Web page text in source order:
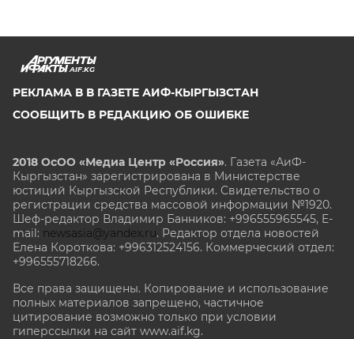
AIF.KG
РЕКЛАМА В В ГАЗЕТЕ АИФ-КЫРГЫЗСТАН
СООБЩИТЬ В РЕДАКЦИЮ ОБ ОШИБКЕ
2018 ОсОО «Медиа Центр «Россия». Газета «АиФ-
Кыргызстан» зарегистрирована в Министерстве
юстиций Кыргызской Республики. Свидетельство о
регистрации средства массовой информации №1920.
Шеф-редактор Владимир Банников: +996555965545, E-
mail: newsasia@yandex.ru. Редактор отдела новостей
Елена Короткова: +996312524156. Коммерческий отдел:
+996555718266.
Все права защищены. Копирование и использование
полных материалов запрещено, частичное
цитирование возможно только при условии
гиперссылки на сайт www.aif.kg.